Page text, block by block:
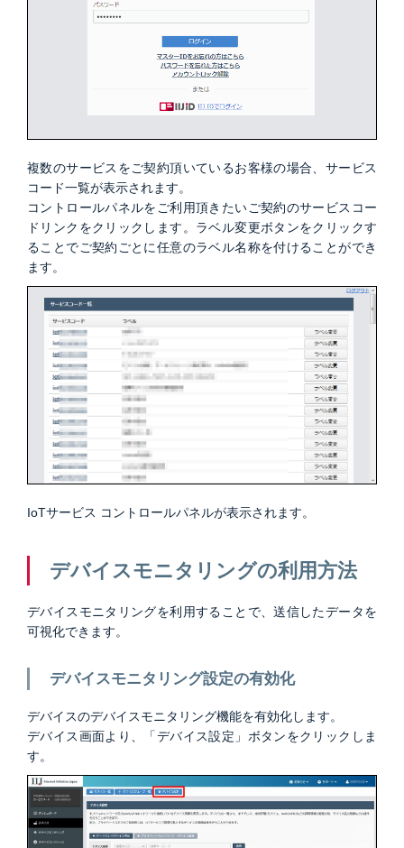
複数のサービスをご契約頂いているお客様の場合、サービス
コード一覧が表示されます。
コントロールパネルをご利用頂きたいご契約のサービスコー
ドリンクをクリックします。ラベル変更ボタンをクリックす
ることでご契約ごとに任意のラベル名称を付けることができ
ます。
IoTサービス コントロールパネルが表示されます。
デバイスモニタリングの利用方法
デバイスモニタリングを利用することで、送信したデータを
可視化できます。
デバイスモニタリング設定の有効化
デバイスのデバイスモニタリング機能を有効化します。
デバイス画面より、「デバイス設定」ボタンをクリックしま
す。